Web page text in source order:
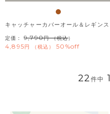
キャッチャーカバーオール＆レギンス
定価： 9,790 （税込）
4,895 税込 50%off
22件中 1